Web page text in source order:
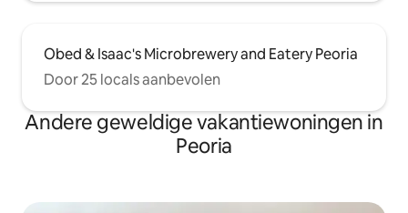
Obed & Isaac's Microbrewery and Eatery Peoria
Door 25 locals aanbevolen
Andere geweldige vakantiewoningen in
Peoria